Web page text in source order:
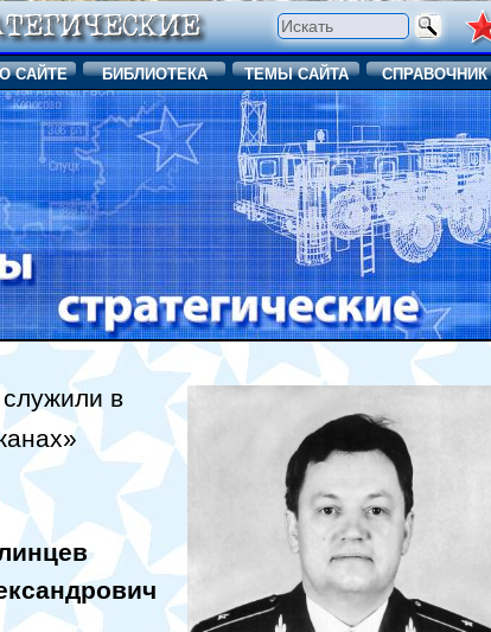
САЙТЕ БИБЛИОТЕКА ТЕМЫ САЙТА СПРАВОЧНИК
в